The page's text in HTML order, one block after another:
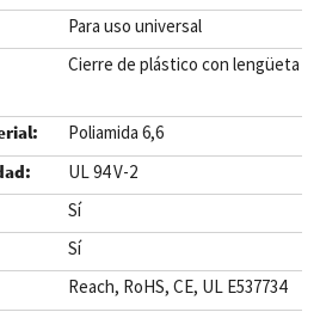
Para uso universal
Cierre de plástico con lengüeta
Poliamida 6,6
UL 94 V-2
Sí
Sí
Reach, RoHS, CE, UL E537734